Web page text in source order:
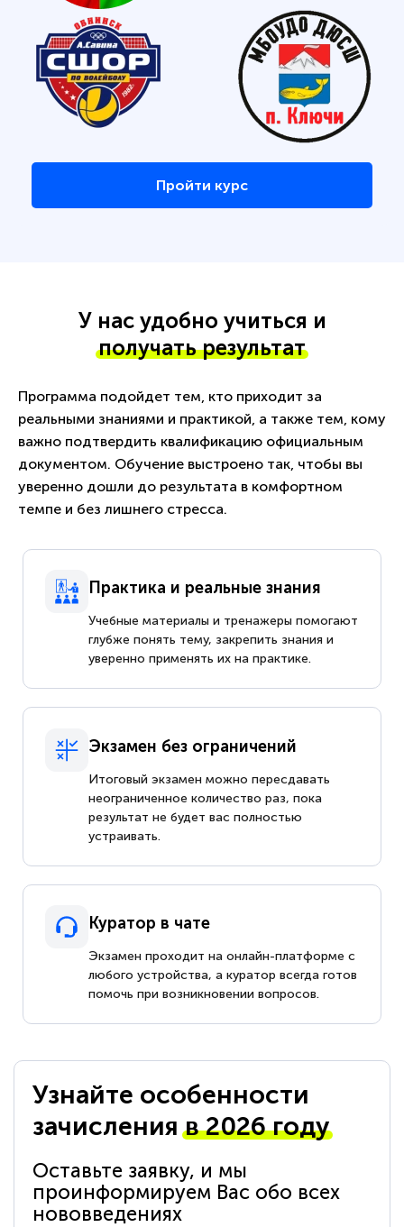
Пройти курс
У нас удобно учиться и
получать результат
Программа подойдет тем, кто приходит за
реальными знаниями и практикой, а также тем, кому
важно подтвердить квалификацию официальным
документом. Обучение выстроено так, чтобы вы
уверенно дошли до результата в комфортном
темпе и без лишнего стресса.
Практика и реальные знания
Учебные материалы и тренажеры помогают
глубже понять тему, закрепить знания и
уверенно применять их на практике.
Экзамен без ограничений
Итоговый экзамен можно пересдавать
неограниченное количество раз, пока
результат не будет вас полностью
устраивать.
Куратор в чате
Экзамен проходит на онлайн-платформе с
любого устройства, а куратор всегда готов
помочь при возникновении вопросов.
Узнайте особенности
зачисленияв 2026 году
Оставьте заявку, и мы
проинформируем Вас обо всех
нововведениях